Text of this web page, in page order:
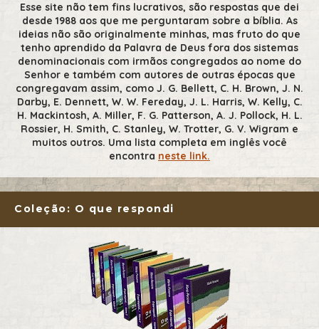
Esse site não tem fins lucrativos, são respostas que dei
desde 1988 aos que me perguntaram sobre a bíblia. As
ideias não são originalmente minhas, mas fruto do que
tenho aprendido da Palavra de Deus fora dos sistemas
denominacionais com irmãos congregados ao nome do
Senhor e também com autores de outras épocas que
congregavam assim, como J. G. Bellett, C. H. Brown, J. N.
Darby, E. Dennett, W. W. Fereday, J. L. Harris, W. Kelly, C.
H. Mackintosh, A. Miller, F. G. Patterson, A. J. Pollock, H. L.
Rossier, H. Smith, C. Stanley, W. Trotter, G. V. Wigram e
muitos outros. Uma lista completa em inglês você
encontra neste link.
Coleção: O que respondi